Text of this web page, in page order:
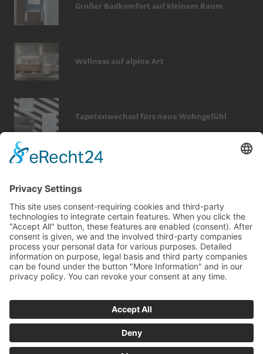
Großer Badkomfort auf kleinem Raum
Wellness auf alpine Art
Tapetenwechsel fürs neue Wohngefühl
fliesen fußboden modernisieren
dach
rund ums haus
renovieren wärme
wintergarten
elektro
photovoltaik holz heizung
kamin
smart home
möbel immobilien türen
sanieren